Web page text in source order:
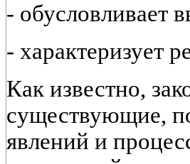
- обусловливает
- характеризует
Как известно,
существующие,
явлений и